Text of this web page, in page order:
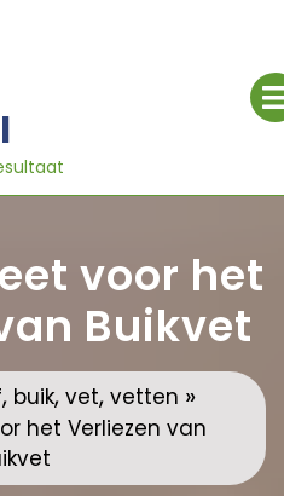
voor het
Buikvet
, buik, vet, vetten »
het Verliezen van